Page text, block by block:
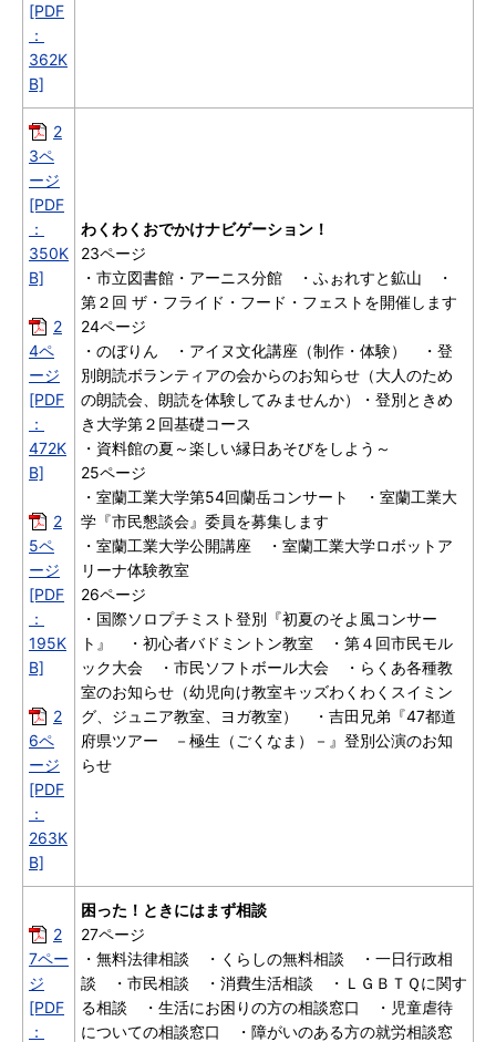
[PDF
：
362K
B]
2
3ペ
ージ
[PDF
：
350K
B]
2
4ペ
ージ
[PDF
：
472K
B]
2
5ペ
ージ
[PDF
：
195K
B]
2
6ペ
ージ
[PDF
：
263K
B]
わくわくおでかけナビゲーション！
23ページ
・市立図書館・アーニス分館 ・ふぉれすと鉱山 ・
第２回 ザ・フライド・フード・フェストを開催します
24ページ
・のぼりん ・アイヌ文化講座（制作・体験） ・登
別朗読ボランティアの会からのお知らせ（大人のため
の朗読会、朗読を体験してみませんか）・登別ときめ
き大学第２回基礎コース
・資料館の夏～楽しい縁日あそびをしよう～
25ページ
・室蘭工業大学第54回蘭岳コンサート ・室蘭工業大
学『市民懇談会』委員を募集します
・室蘭工業大学公開講座 ・室蘭工業大学ロボットア
リーナ体験教室
26ページ
・国際ソロプチミスト登別『初夏のそよ風コンサー
ト』 ・初心者バドミントン教室 ・第４回市民モル
ック大会 ・市民ソフトボール大会 ・らくあ各種教
室のお知らせ（幼児向け教室キッズわくわくスイミン
グ、ジュニア教室、ヨガ教室） ・吉田兄弟『47都道
府県ツアー －極生（ごくなま）－』登別公演のお知
らせ
2
7ペー
ジ
[PDF
：
困った！ときにはまず相談
27ページ
・無料法律相談 ・くらしの無料相談 ・一日行政相
談 ・市民相談 ・消費生活相談 ・ＬＧＢＴＱに関す
る相談 ・生活にお困りの方の相談窓口 ・児童虐待
についての相談窓口 ・障がいのある方の就労相談窓